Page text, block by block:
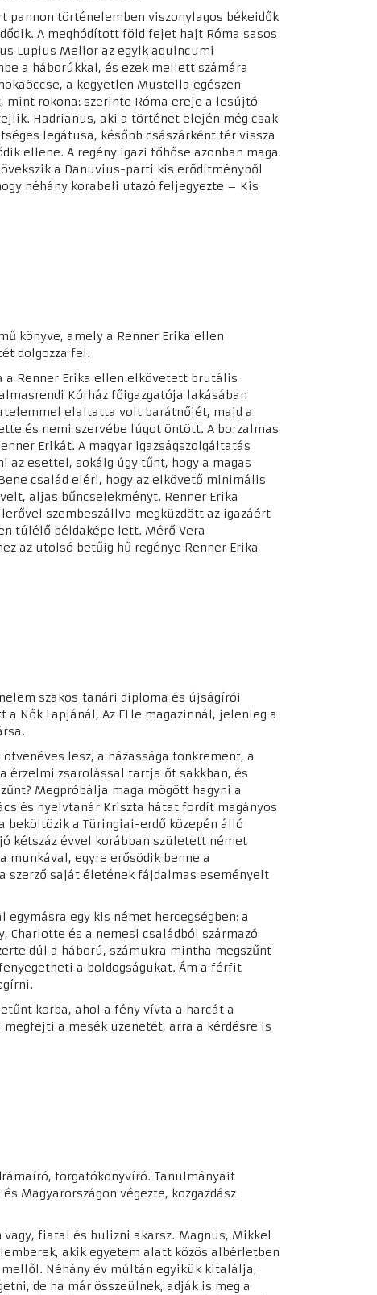
pannon történelemben viszonylagos békeidők
A meghódított föld fejet hajt Róma sasos
Lupius Melior az egyik aquincumi
a háborúkkal, és ezek mellett számára
a kegyetlen Mustella egészen
mint rokona: szerinte Róma ereje a lesújtó
Hadrianus, aki a történet elején még csak
legátusa, később császárként tér vissza
ellene. A regény igazi főhőse azonban maga
a Danuvius-parti kis erődítményből
néhány korabeli utazó feljegyezte – Kis
könyve, amely a Renner Erika ellen
dolgozza fel.
a Renner Erika ellen elkövetett brutális
Kórház főigazgatója lakásában
elaltatta volt barátnőjét, majd a
és nemi szervébe lúgot öntött. A borzalmas
Erikát. A magyar igazságszolgáltatás
az esettel, sokáig úgy tűnt, hogy a magas
család eléri, hogy az elkövető minimális
aljas bűncselekményt. Renner Erika
szembeszállva megküzdött az igazáért
túlélő példaképe lett. Mérő Vera
az utolsó betűig hű regénye Renner Erika
szakos tanári diploma és újságírói
Nők Lapjánál, Az ELle magazinnál, jelenleg a
lesz, a házassága tönkrement, a
érzelmi zsarolással tartja őt sakkban, és
Megpróbálja maga mögött hagyni a
és nyelvtanár Kriszta hátat fordít magányos
a Türingiai-erdő közepén álló
kétszáz évvel korábban született német
munkával, egyre erősödik benne a
szerző saját életének fájdalmas eseményeit
egy kis német hercegségben: a
Charlotte és a nemesi családból származó
dúl a háború, számukra mintha megszűnt
a boldogságukat. Ám a férfit
korba, ahol a fény vívta a harcát a
a mesék üzenetét, arra a kérdésre is
forgatókönyvíró. Tanulmányait
Magyarországon végezte, közgazdász
fiatal és bulizni akarsz. Magnus, Mikkel
akik egyetem alatt közös albérletben
Néhány év múltán egyikük kitalálja,
de ha már összeülnek, adják is meg a